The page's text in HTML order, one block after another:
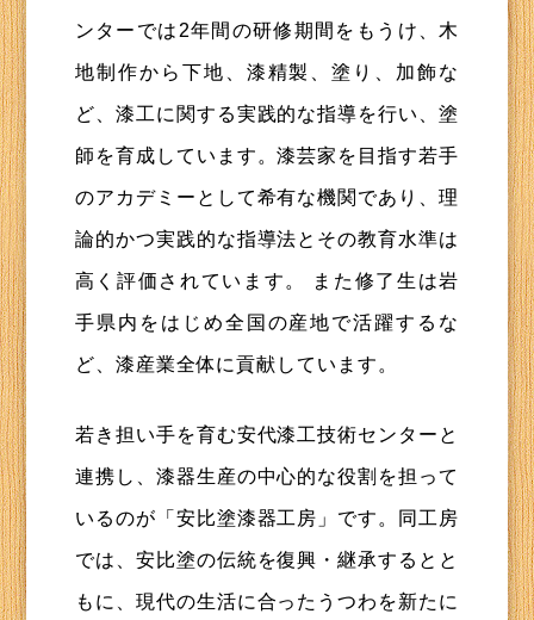
ンターでは2年間の研修期間をもうけ、木
地制作から下地、漆精製、塗り、加飾な
ど、漆工に関する実践的な指導を行い、塗
師を育成しています。漆芸家を目指す若手
のアカデミーとして希有な機関であり、理
論的かつ実践的な指導法とその教育水準は
高く評価されています。 また修了生は岩
手県内をはじめ全国の産地で活躍するな
ど、漆産業全体に貢献しています。
若き担い手を育む安代漆工技術センターと
連携し、漆器生産の中心的な役割を担って
いるのが「安比塗漆器工房」です。同工房
では、安比塗の伝統を復興・継承するとと
もに、現代の生活に合ったうつわを新たに